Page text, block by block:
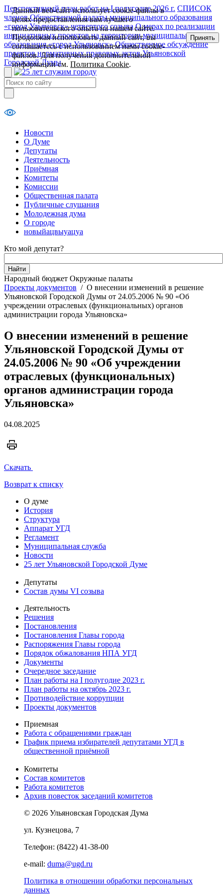
Перспективный план работ на I полугодие 2026 г. СПИСОК
членов Общественной палаты муниципального образования
«город Ульяновск» четвертого созыва О мерах по реализации
инициативных проектов на территории муниципального
образования «город Ульяновск» Общественное обсуждение
проектов нормативных правовых актов Ульяновской
Городской Думы
Новости
О Думе
Депутаты
Деятельность
Приёмная
Комитеты
Комиссии
Общественная палата
Публичные слушания
Молодежная дума
О городе
новыйацвыуацуа
Кто мой депутат?
Народный бюджет Окружные палаты
Проекты документов / О внесении изменений в решение
Ульяновской Городской Думы от 24.05.2006 № 90 «Об
учреждении отраслевых (функциональных) органов
администрации города Ульяновска»
О внесении изменений в решение
Ульяновской Городской Думы от
24.05.2006 № 90 «Об учреждении
отраслевых (функциональных)
органов администрации города
Ульяновска»
04.08.2025
Скачать
Возврат к списку
О думе
История
Структура
Аппарат УГД
Регламент
Муниципальная служба
Новости
25 лет Ульяновской Городской Думе
Депутаты
Состав думы VI созыва
Деятельность
Решения
Постановления
Постановления Главы города
Распоряжения Главы города
Порядок обжалования НПА УГД
Документы
Очередное заседание
План работы на I полугодие 2023 г.
План работы на октябрь 2023 г.
Противодействие коррупции
Проекты документов
Приемная
Работа с обращениями граждан
График приема избирателей депутатами УГД в
общественной приёмной
Комитеты
Состав комитетов
Работа комитетов
Архив повесток заседаний комитетов
© 2026 Ульяновская Городская Дума
ул. Кузнецова, 7
Телефон: (8422) 41-38-00
e-mail: duma@ugd.ru
Политика в отношении обработки персональных
данных
Данный веб-сайт использует cookie-файлы в
целях предоставления вам лучшего
пользовательского опыта на нашем сайте.
Продолжая использовать данный сайт, вы
соглашаетесь с использованием нами cookie-
файлов. Для получения дополнительной
информации см.Политика Cookie.
Принять